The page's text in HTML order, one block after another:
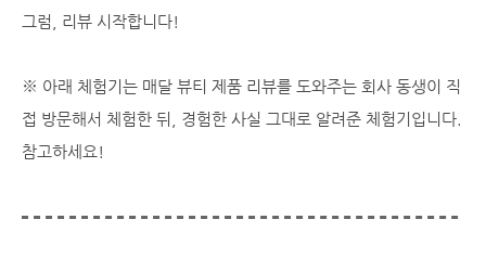
그럼, 리뷰 시작합니다!
※ 아래 체험기는 매달 뷰티 제품 리뷰를 도와주는 회사 동생이 직
접 방문해서 체험한 뒤, 경험한 사실 그대로 알려준 체험기입니다.
참고하세요!